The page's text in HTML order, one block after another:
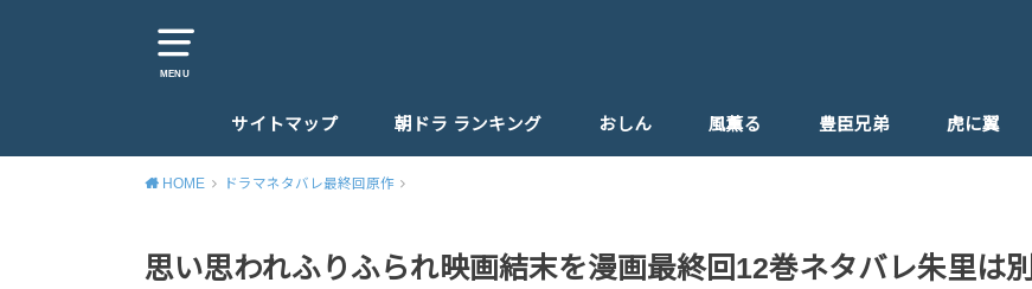
MENU
サイトマップ 朝ドラ ランキング おしん 風薫る 豊臣兄弟 虎に翼
HOME ドラマネタバレ最終回原作
思い思われふりふられ映画結末を漫画最終回12巻ネタバレ朱里は別